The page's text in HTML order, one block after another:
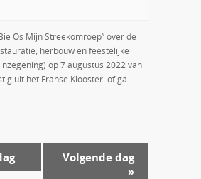
Os Mijn Streekomroep” over de
herbouw en feestelijke
op 7 augustus 2022 van
uit het Franse Klooster. of ga
Volgende dag
»